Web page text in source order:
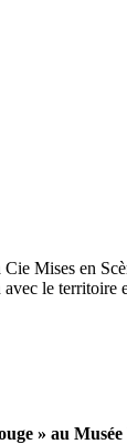
Mises en
le
» au